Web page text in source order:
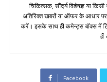
चिकित्सक, सौंदर्य विशेषज्ञ या
अतिरिक्त खबरों या ऑफर के आधार
करें। इसके साथ ही कमेन्ट्स बॉक्स में
Facebook